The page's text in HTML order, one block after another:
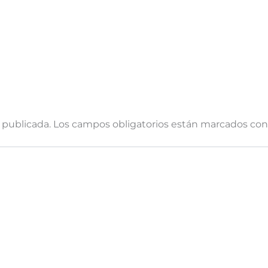
Los campos obligatorios están marcados con